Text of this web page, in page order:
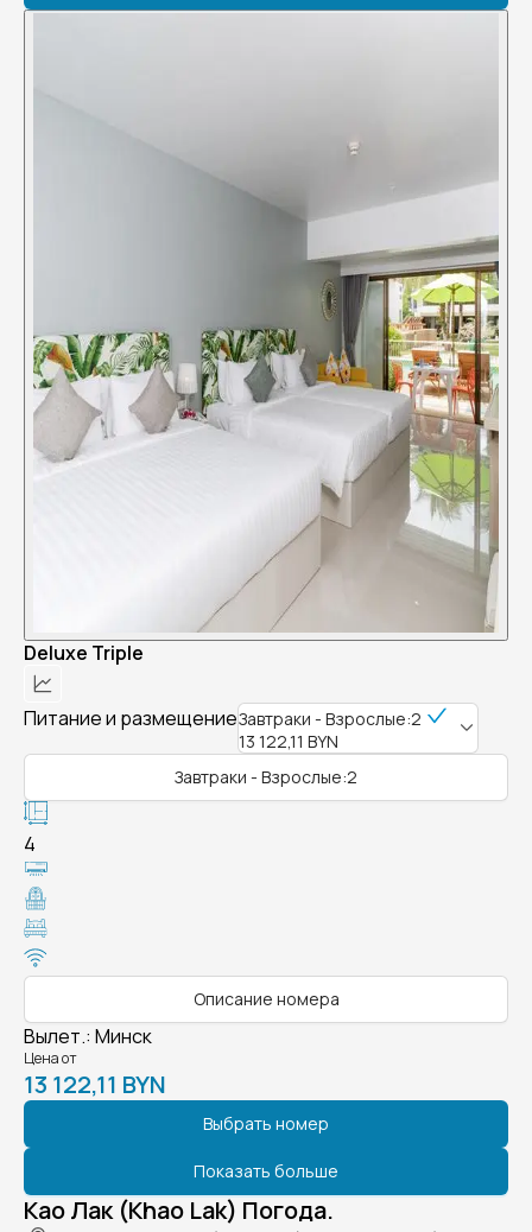
Deluxe Triple
Питание и размещениеЗавтраки - Взрослые:2
13 122,11 BYN
Завтраки - Взрослые:2
4
Описание номера
Вылет.: Минск
Цена от
13 122,11 BYN
Выбрать номер
Показать больше
Као Лак (Khao Lak) Погода.